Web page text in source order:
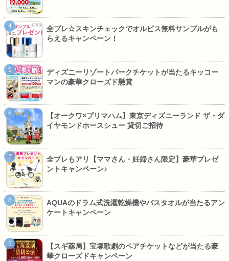
全プレ☆スキンチェックでオルビス無料サンプルがも
らえるキャンペーン！
ディズニーリゾートパークチケットが当たるキッコー
マンの豪華クローズド懸賞
【オークワ×プリマハム】東京ディズニーランド ザ・ダ
イヤモンドホースシュー 貸切ご招待
全プレもアリ【ママさん・妊婦さん限定】豪華プレゼ
ントキャンペーン♪
AQUAのドラム式洗濯乾燥機やバスタオルが当たるアン
ケートキャンペーン
【スギ薬局】宝塚歌劇のペアチケットなどが当たる豪
華クローズドキャンペーン